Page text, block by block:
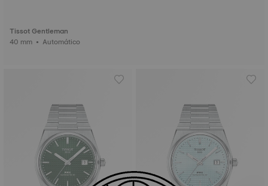
Tissot Gentleman
40 mm • Automático